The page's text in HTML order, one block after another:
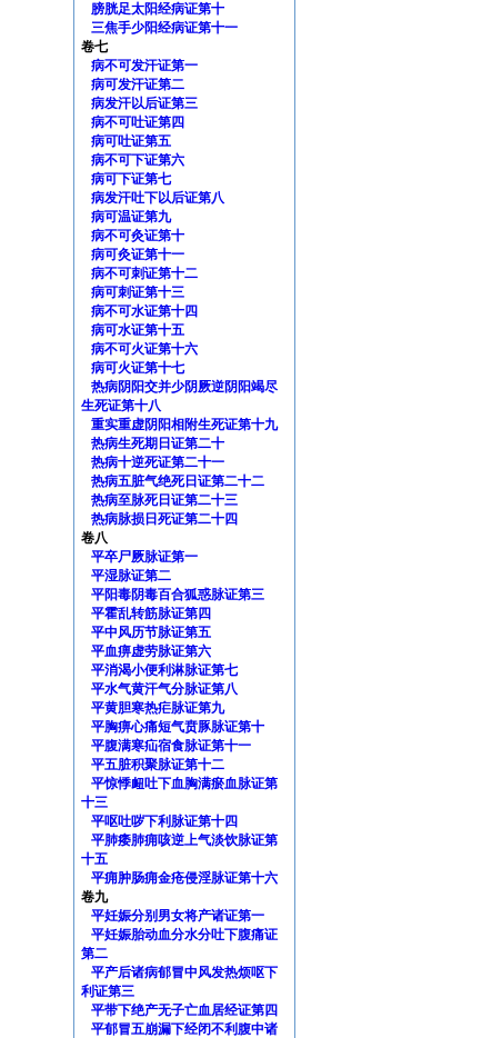
膀胱足太阳经病证第十
三焦手少阳经病证第十一
卷七
病不可发汗证第一
病可发汗证第二
病发汗以后证第三
病不可吐证第四
病可吐证第五
病不可下证第六
病可下证第七
病发汗吐下以后证第八
病可温证第九
病不可灸证第十
病可灸证第十一
病不可刺证第十二
病可刺证第十三
病不可水证第十四
病可水证第十五
病不可火证第十六
病可火证第十七
热病阴阳交并少阴厥逆阴阳竭尽
生死证第十八
重实重虚阴阳相附生死证第十九
热病生死期日证第二十
热病十逆死证第二十一
热病五脏气绝死日证第二十二
热病至脉死日证第二十三
热病脉损日死证第二十四
卷八
平卒尸厥脉证第一
平湿脉证第二
平阳毒阴毒百合狐惑脉证第三
平霍乱转筋脉证第四
平中风历节脉证第五
平血痹虚劳脉证第六
平消渴小便利淋脉证第七
平水气黄汗气分脉证第八
平黄胆寒热疟脉证第九
平胸痹心痛短气贲豚脉证第十
平腹满寒疝宿食脉证第十一
平五脏积聚脉证第十二
平惊悸衄吐下血胸满瘀血脉证第
十三
平呕吐哕下利脉证第十四
平肺痿肺痈咳逆上气淡饮脉证第
十五
平痈肿肠痈金疮侵淫脉证第十六
卷九
平妊娠分别男女将产诸证第一
平妊娠胎动血分水分吐下腹痛证
第二
平产后诸病郁冒中风发热烦呕下
利证第三
平带下绝产无子亡血居经证第四
平郁冒五崩漏下经闭不利腹中诸